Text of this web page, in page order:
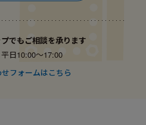
でもご相談を承ります
日10:00〜17:00
フォームはこちら